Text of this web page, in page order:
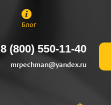
Блог
8 (800) 550-11-40
mrpechman@yandex.ru